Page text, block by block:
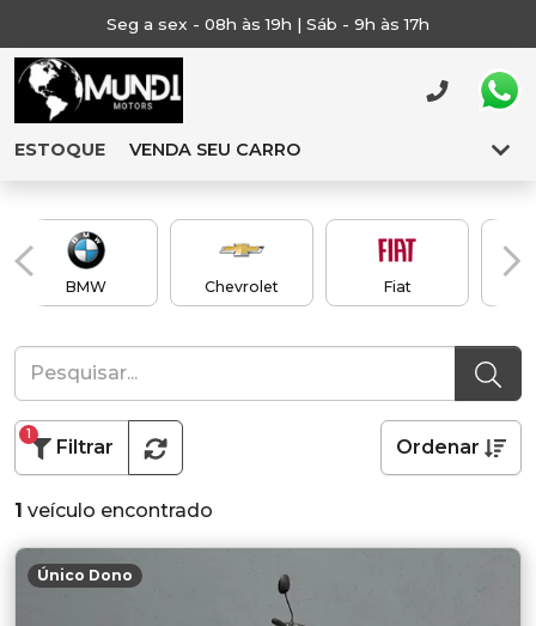
Seg a sex - 08h às 19h | Sáb - 9h às 17h
ESTOQUE VENDA SEU CARRO
BMW Chevrolet Fiat
Filtrar
1
Ordenar
1 veículo encontrado
Único Dono